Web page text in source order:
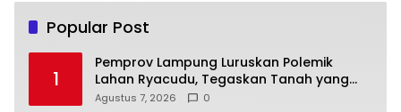
Popular Post
1
Pemprov Lampung Luruskan Polemik
Lahan Ryacudu, Tegaskan Tanah yang
Dipersoalkan Bukan Aset Provinsi
Agustus 7, 2026 0